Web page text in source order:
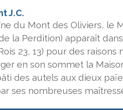
J.C.
du Mont des Oliviers, le
la Perdition) apparaît
23, 13) pour des raisons
en son sommet la
des autels aux dieux
ses nombreuses